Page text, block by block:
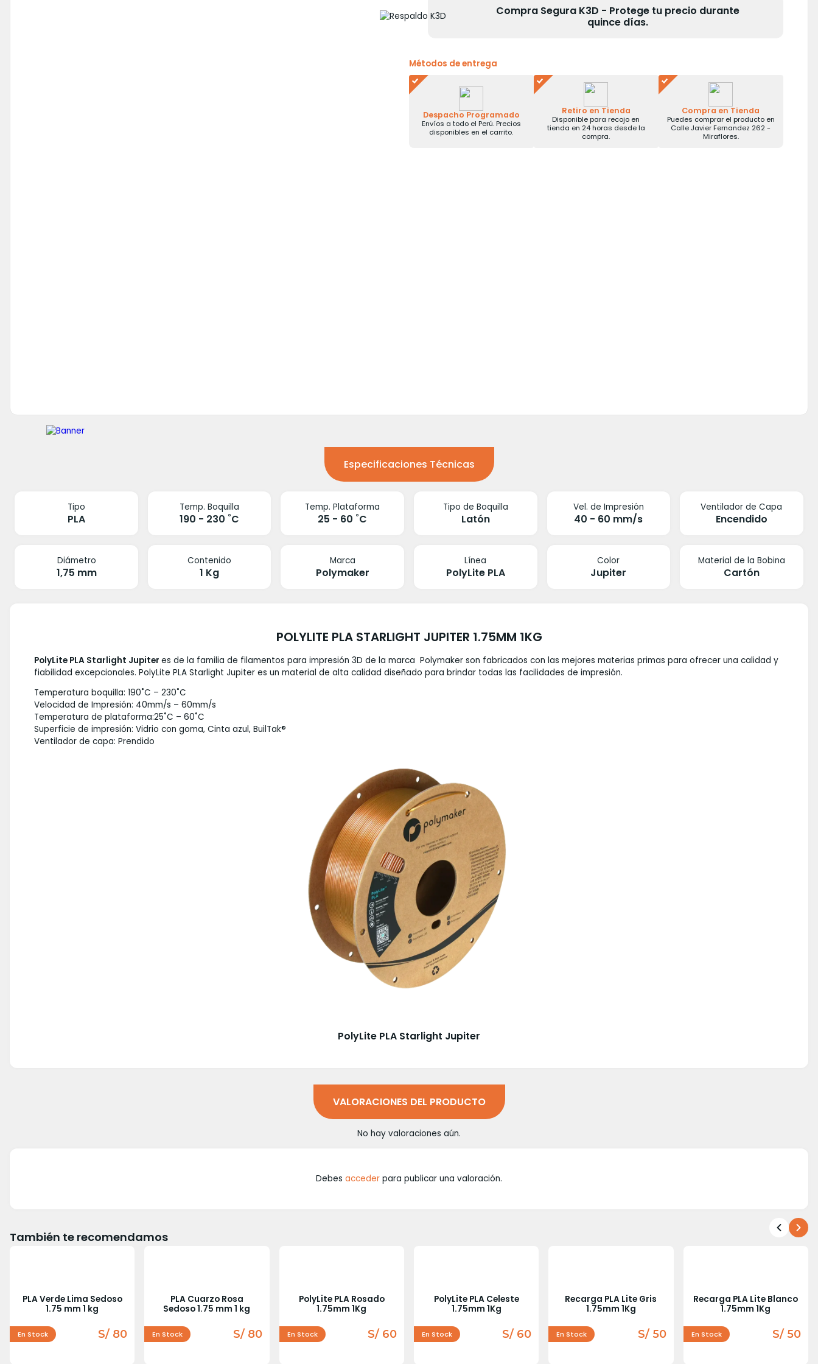
Compra Segura K3D - Protege tu precio durante
quince días.
Métodos de entrega
Despacho Programado
Envíos a todo el Perú. Precios
disponibles en el carrito.
Retiro en Tienda
Disponible para recojo en
tienda en 24 horas desde la
compra.
Compra en Tienda
Puedes comprar el producto en
Calle Javier Fernandez 262 -
Miraflores.
Especificaciones Técnicas
Tipo
PLA
Temp. Boquilla
190 - 230 ˚C
Temp. Plataforma
25 - 60 ˚C
Tipo de Boquilla
Latón
Vel. de Impresión
40 - 60 mm/s
Ventilador de Capa
Encendido
Diámetro
1,75 mm
Contenido
1 Kg
Marca
Polymaker
Línea
PolyLite PLA
Color
Jupiter
Material de la Bobina
Cartón
POLYLITE PLA STARLIGHT JUPITER 1.75MM 1KG
PolyLite PLA Starlight Jupiter es de la familia de filamentos para impresión 3D de la marca Polymaker son fabricados con las mejores materias primas para ofrecer una calidad y
fiabilidad excepcionales. PolyLite PLA Starlight Jupiter es un material de alta calidad diseñado para brindar todas las facilidades de impresión.
Temperatura boquilla: 190˚C – 230˚C
Velocidad de Impresión: 40mm/s – 60mm/s
Temperatura de plataforma:25˚C – 60˚C
Superficie de impresión: Vidrio con goma, Cinta azul, BuilTak®
Ventilador de capa: Prendido
PolyLite PLA Starlight Jupiter
VALORACIONES DEL PRODUCTO
No hay valoraciones aún.
Debes acceder para publicar una valoración.
También te recomendamos
PLA Verde Lima Sedoso
1.75 mm 1 kg
En Stock S/ 80
PLA Cuarzo Rosa
Sedoso 1.75 mm 1 kg
En Stock S/ 80
PolyLite PLA Rosado
1.75mm 1Kg
En Stock S/ 60
PolyLite PLA Celeste
1.75mm 1Kg
En Stock S/ 60
Recarga PLA Lite Gris
1.75mm 1Kg
En Stock S/ 50
Recarga PLA Lite Blanco
1.75mm 1Kg
En Stock S/ 50